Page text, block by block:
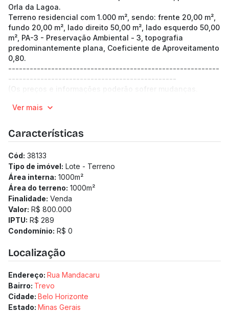
Orla da Lagoa.
Terreno residencial com 1.000 m², sendo: frente 20,00 m²,
fundo 20,00 m², lado direito 50,00 m², lado esquerdo 50,00
m², PA-3 - Preservação Ambiental - 3, topografia
predominantemente plana, Coeficiente de Aproveitamento
0,80.
-----------------------------------------------------------
-----------------------------------------------
(Os preços e informações poderão sofrer mudanças.
Ver mais
Características
Cód: 38133
Tipo de imóvel: Lote - Terreno
Área interna: 1000m²
Área do terreno: 1000m²
Finalidade: Venda
Valor: R$ 800.000
IPTU: R$ 289
Condomínio: R$ 0
Localização
Endereço: Rua Mandacaru
Bairro: Trevo
Cidade: Belo Horizonte
Estado: Minas Gerais